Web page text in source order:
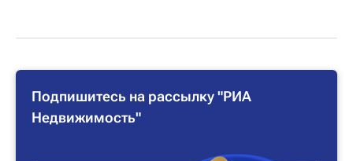
Подпишитесь на рассылку "РИА
Недвижимость"